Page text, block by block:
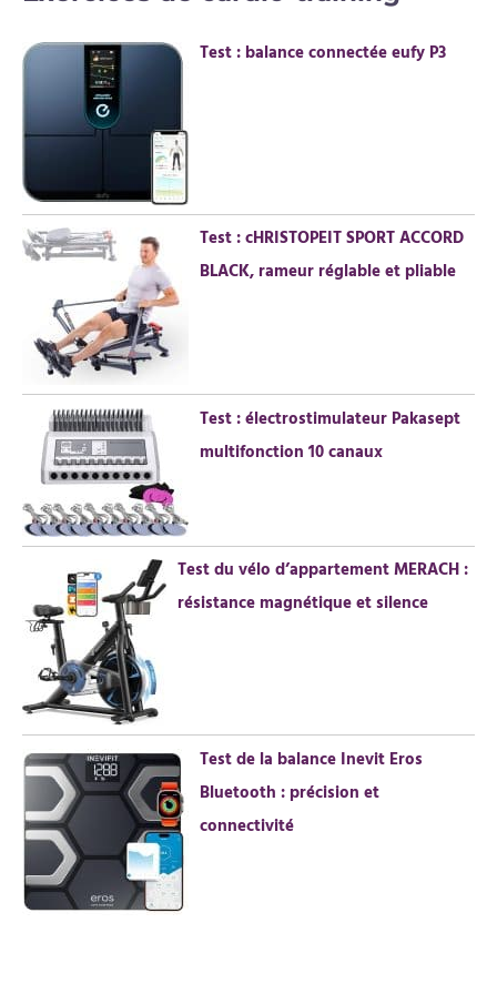
c
e
:
Test : balance connectée eufy P3
Test : cHRISTOPEIT SPORT ACCORD
BLACK, rameur réglable et pliable
Test : électrostimulateur Pakasept
multifonction 10 canaux
Test du vélo d’appartement MERACH :
résistance magnétique et silence
Test de la balance Inevit Eros
Bluetooth : précision et
connectivité